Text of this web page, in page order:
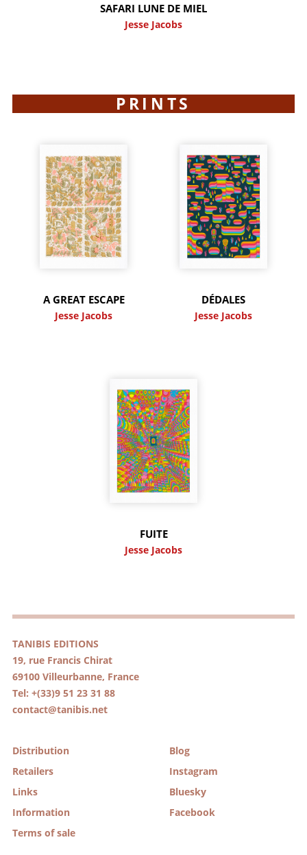
SAFARI LUNE DE MIEL
Jesse Jacobs
PRINTS
A GREAT ESCAPE
Jesse Jacobs
DÉDALES
Jesse Jacobs
FUITE
Jesse Jacobs
TANIBIS EDITIONS
19, rue Francis Chirat
69100 Villeurbanne, France
Tel: +(33)9 51 23 31 88
contact@tanibis.net
Distribution
Retailers
Links
Information
Terms of sale
Blog
Instagram
Bluesky
Facebook